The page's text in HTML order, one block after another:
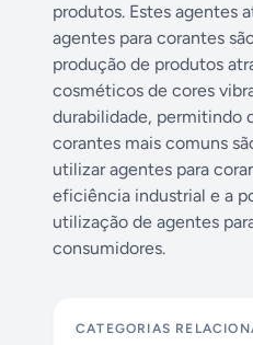
produtos. Estes agentes
agentes para corantes
produção de produtos
cosméticos de cores
durabilidade, permitindo
corantes mais comuns
utilizar agentes para
eficiência industrial e a
utilização de agentes
consumidores.
CATEGORIAS